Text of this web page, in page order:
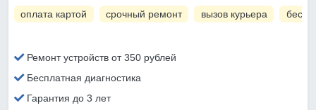
оплата картой срочный ремонт вызов курьера
Ремонт устройств от 350 рублей
Бесплатная диагностика
Гарантия до 3 лет